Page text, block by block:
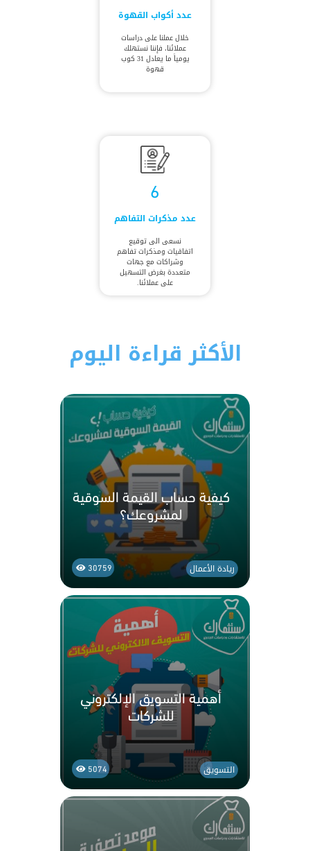
عدد أكواب القهوة
خلال عملنا على دراسات
عملائنا، فإننا نستهلك
يومياً ما يعادل 31 كوب
قهوة
6
عدد مذكرات التفاهم
نسعى الى توقيع
اتفاقيات ومذكرات تفاهم
وشراكات مع جهات
متعددة بغرض التسهيل
على عملائنا.
الأكثر قراءة اليوم
كيفية حساب القيمة السوقية
لمشروعك؟
30759 ريادة الأعمال
أهمية التسويق الإلكتروني
للشركات
5074 التسويق